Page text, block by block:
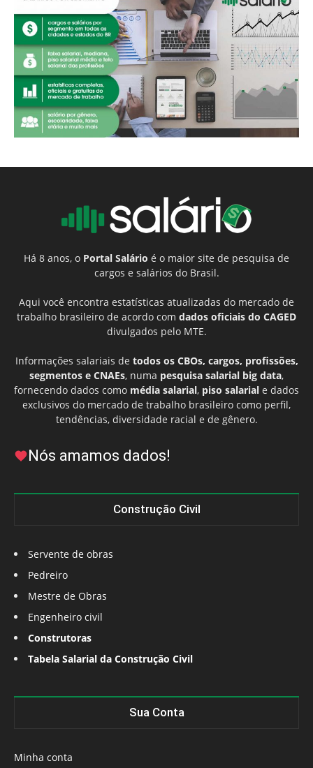
Há 8 anos, o Portal Salário é o maior site de pesquisa de
cargos e salários do Brasil.
Aqui você encontra estatísticas atualizadas do mercado de
trabalho brasileiro de acordo com dados oficiais do CAGED
divulgados pelo MTE.
Informações salariais de todos os CBOs, cargos, profissões,
segmentos e CNAEs, numa pesquisa salarial big data,
fornecendo dados como média salarial, piso salarial e dados
exclusivos do mercado de trabalho brasileiro como perfil,
tendências, diversidade racial e de gênero.
Nós amamos dados!
Construção Civil
Servente de obras
Pedreiro
Mestre de Obras
Engenheiro civil
Construtoras
Tabela Salarial da Construção Civil
Sua Conta
Minha conta